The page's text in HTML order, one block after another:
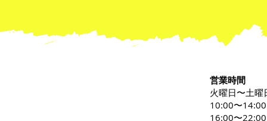
営業時間
火曜日〜土曜
10:00〜14:00
16:00〜22:00